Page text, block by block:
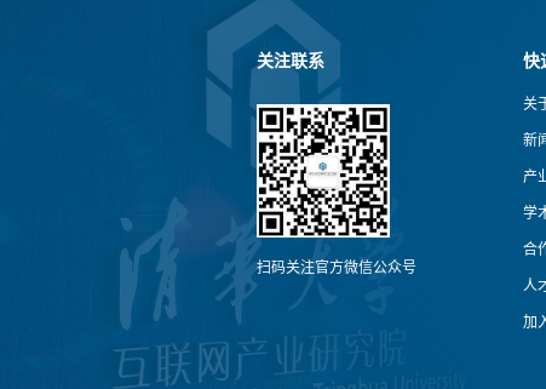
关注联系
扫码关注官方微信公众号
快
关
新
产
学
合
人
加